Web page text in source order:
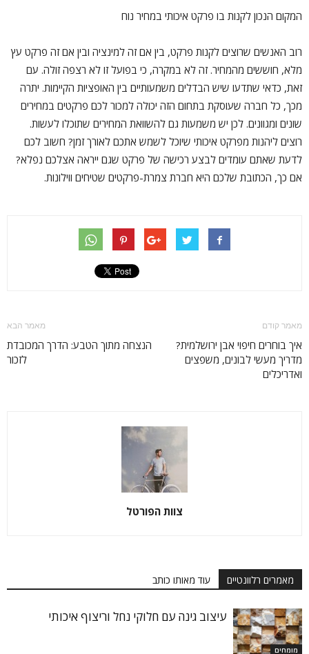
המקום הנכון לקנות בו פרקט איכותי במחיר נוח
רוב האנשים שרוצים לקנות פרקט, בין אם זה למינציה ובין אם זה פרקט עץ
מלא, חוששים מהמחיר. זה לא במקרה, כי בפועל זו לא רצפה זולה. עם
זאת, כדאי שתדעו שיש הבדלים משמעותיים בין האופציות הקיימות. יתרה
מכך, כל חברה שעוסקת בתחום הזה יכולה למכור לכם פרקטים במחירים
שונים ומגוונים. לכן יש משמעות גם להשוואת המחירים שתוכלו לעשות.
רוצים ליהנות מפרקט איכותי שיוכל לשמש אתכם לאורך זמן? חשוב לכם
לדעת שאתם עומדים לבצע רכישה של פרקט שגם ייראה אצלכם נפלא?
אם כך, הכתובת שלכם היא חברת צמרת-פרקטים שטיחים ווילונות.
מאמר קודם
איך בוחרים חיפוי אבן ירושלמית?
מדריך מעשי לבונים, משפצים
ואדריכלים
מאמר הבא
הנצחה מתוך הטבע: הדרך המכובדת
לזכור
צוות הפורטל
מאמרים רלוונטיים עוד מאותו כותב
מומחים
עיצוב גינה עם חלוקי נחל וריצוף איכותי